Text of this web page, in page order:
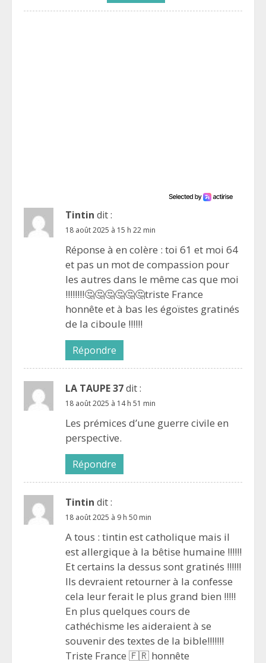
Tintin dit :
18 août 2025 à 15 h 22 min
Réponse à en colère : toi 61 et moi 64
et pas un mot de compassion pour
les autres dans le même cas que moi
!!!!!!!!🤔🤔🤔🤔🤔🤔triste France
honnête et à bas les égoïstes gratinés
de la ciboule !!!!!!
Répondre
LA TAUPE 37dit :
18 août 2025 à 14 h 51 min
Les prémices d’une guerre civile en
perspective.
Répondre
Tintin dit :
18 août 2025 à 9 h 50 min
A tous : tintin est catholique mais il
est allergique à la bêtise humaine !!!!!!
Et certains la dessus sont gratinés !!!!!!
Ils devraient retourner à la confesse
cela leur ferait le plus grand bien !!!!!
En plus quelques cours de
cathéchisme les aideraient à se
souvenir des textes de la bible!!!!!!!
Triste France 🇫🇷 honnête